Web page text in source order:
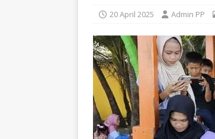
20 April 2025 Admin PP